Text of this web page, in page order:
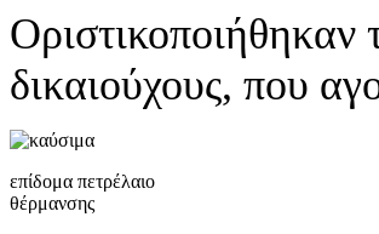
Οριστικοποιήθηκαν
δικαιούχους, που
επίδομα πετρέλαιο
θέρμανσης